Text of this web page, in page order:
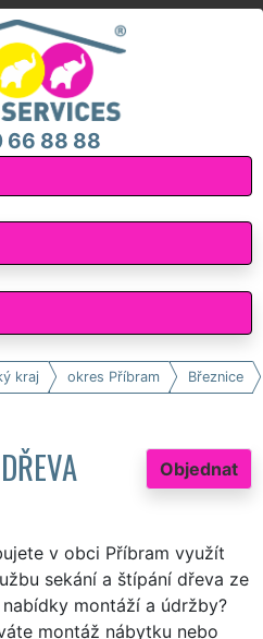
66 88 88
kraj okres Příbram Březnice
Objednat
v obci Příbram využít
sekání a štípání dřeva ze
montáží a údržby?
montáž nábytku nebo